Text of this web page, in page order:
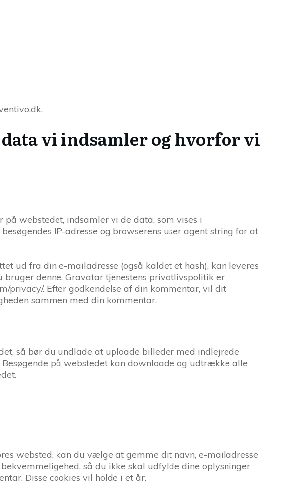
vi indsamler og hvorfor vi
webstedet, indsamler vi de data, som vises i
IP-adresse og browserens user agent string for at
ud fra din e-mailadresse (også kaldet et hash), kan leveres
denne. Gravatar tjenestens privatlivspolitik er
privacy/. Efter godkendelse af din kommentar, vil dit
sammen med din kommentar.
så bør du undlade at uploade billeder med indlejrede
Besøgende på webstedet kan downloade og udtrække alle
websted, kan du vælge at gemme dit navn, e-mailadresse
så du ikke skal udfylde dine oplysninger
Disse cookies vil holde i et år.